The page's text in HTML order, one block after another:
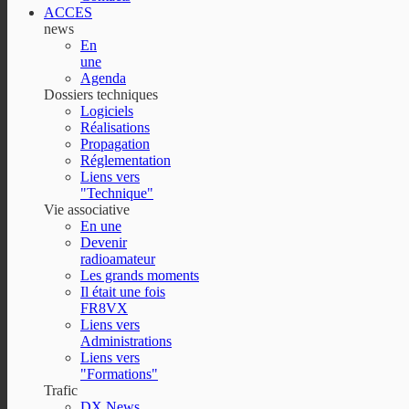
ACCES
news
En
une
Agenda
Dossiers techniques
Logiciels
Réalisations
Propagation
Réglementation
Liens vers
"Technique"
Vie associative
En une
Devenir
radioamateur
Les grands moments
Il était une fois
FR8VX
Liens vers
Administrations
Liens vers
"Formations"
Trafic